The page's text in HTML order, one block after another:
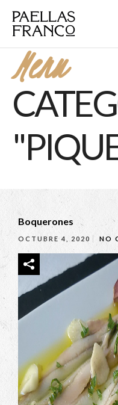
Menu
Boquerones
OCTUBRE 4, 2020 NO